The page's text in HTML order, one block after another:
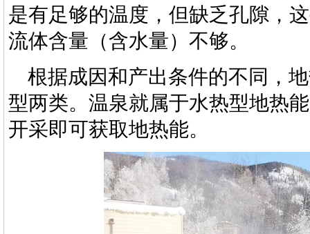
是有足够的温度，但缺乏孔隙，
流体含量（含水量）不够。
根据成因和产出条件的不同，
型两类。温泉就属于水热型地热
开采即可获取地热能。